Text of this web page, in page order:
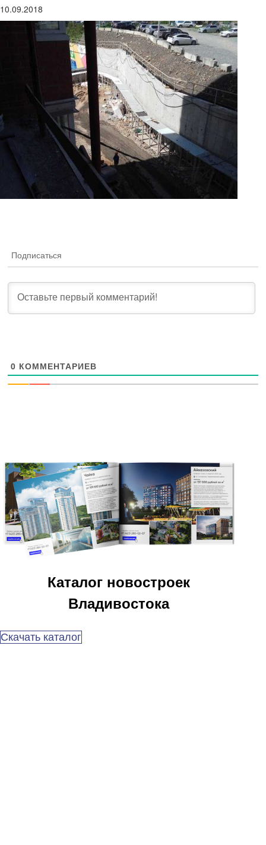
10.09.2018
Подписаться
0 КОММЕНТАРИЕВ
Каталог новостроек
Владивостока
Скачать каталог